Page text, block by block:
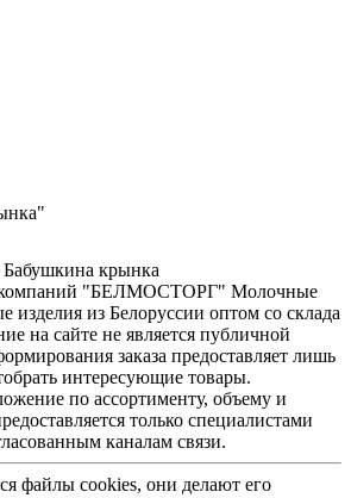
Бабушкина крынка
компаний "БЕЛМОСТОРГ" Молочные
изделия из Белоруссии оптом со склада
на сайте не является публичной
заказа предоставляет лишь
интересующие товары.
по ассортименту, объему и
только специалистами
каналам связи.
файлы cookies, они делают его